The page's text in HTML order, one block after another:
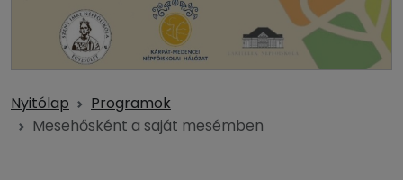
Nyitólap
Programok
Mesehősként a saját mesémben